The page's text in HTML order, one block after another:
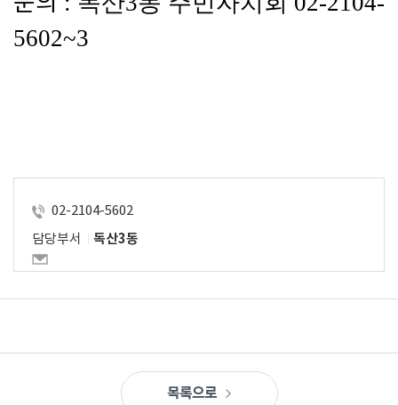
5602~3
02-2104-5602
담당부서
독산3동
목록으로